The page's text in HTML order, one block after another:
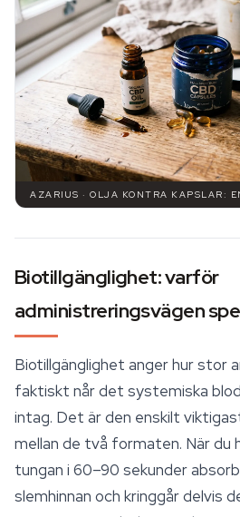
AZARIUS · OLJA KONTRA KAPSLAR:
Biotillgänglighet: varför
administreringsvägen
Biotillgänglighet anger hur stor
faktiskt når det systemiska
intag. Det är den enskilt
mellan de två formaten. När du
tungan i 60–90 sekunder
slemhinnan och kringgår delvis